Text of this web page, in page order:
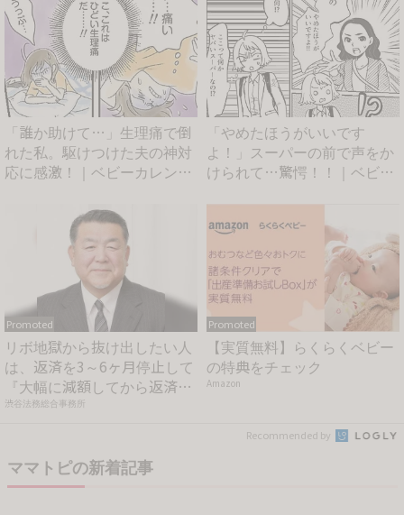
「誰か助けて…」生理痛で倒
れた私。駆けつけた夫の神対
応に感激！｜ベビーカレンダ
「やめたほうがいいです
よ！」スーパーの前で声をか
けられて…驚愕！！｜ベビー
Promoted
リボ地獄から抜け出したい人
は、返済を3～6ヶ月停止して
『大幅に減額してから返済
す...
渋谷法務総合事務所
Promoted
【実質無料】らくらくベビー
の特典をチェック
Amazon
Recommended by
ママトピの新着記事